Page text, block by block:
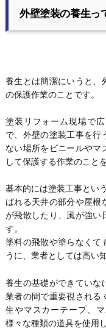
外壁塗装の養生っ
養生とは簡潔にいうと、
の保護作業のことです。
塗装リフォーム現場で
で、外壁の塗装工事を行
ない場所をビニールやマ
して保護する作業のこと
基本的には塗装工事とい
ばれる天井の部分や屋根
が飛散したり、風が強い
す。
塗料の飛散や塗らなくて
うに、業者としては高い
養生の基礎ができていな
業者の間で重要視される
生やマスカーテープ、
様々な種類の道具を使用